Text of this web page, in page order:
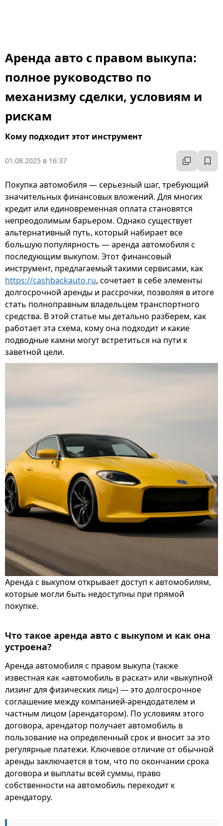
Аренда авто с правом выкупа:
полное руководство по
механизму сделки, условиям и
рискам
Кому подходит этот инструмент
01.08.2025 в 16:37
Покупка автомобиля — серьезный шаг, требующий
значительных финансовых вложений. Для многих
кредит или единовременная оплата становятся
непреодолимым барьером. Однако существует
альтернативный путь, который набирает все
большую популярность — аренда автомобиля с
последующим выкупом. Этот финансовый
инструмент, предлагаемый такими сервисами, как
https://cashbackauto.ru, сочетает в себе элементы
долгосрочной аренды и рассрочки, позволяя в итоге
стать полноправным владельцем транспортного
средства. В этой статье мы детально разберем, как
работает эта схема, кому она подходит и какие
подводные камни могут встретиться на пути к
заветной цели.
Аренда с выкупом открывает доступ к автомобилям,
которые могли быть недоступны при прямой
покупке.
Что такое аренда авто с выкупом и как она
устроена?
Аренда автомобиля с правом выкупа (также
известная как «автомобиль в раскат» или «выкупной
лизинг для физических лиц») — это долгосрочное
соглашение между компанией-арендодателем и
частным лицом (арендатором). По условиям этого
договора, арендатор получает автомобиль в
пользование на определенный срок и вносит за это
регулярные платежи. Ключевое отличие от обычной
аренды заключается в том, что по окончании срока
договора и выплаты всей суммы, право
собственности на автомобиль переходит к
арендатору.